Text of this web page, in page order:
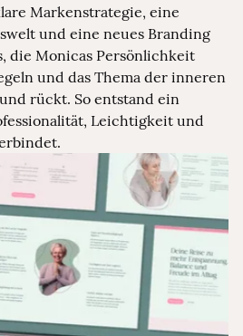
Markenstrategie, eine
und eine neues Branding
die Monicas Persönlichkeit
und das Thema der inneren
rückt. So entstand ein
Leichtigkeit und